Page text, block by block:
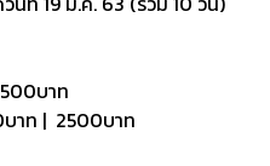
บาท
บาท | 2500บาท